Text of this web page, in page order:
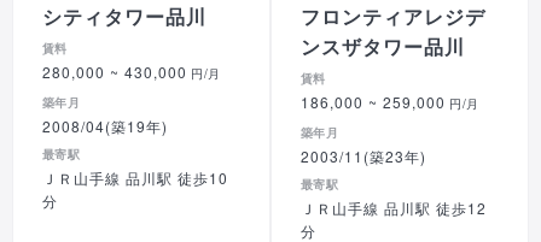
シティタワー品川
賃料
280,000 ~ 430,000 円/月
築年月
2008/04(築19年)
最寄駅
ＪＲ山手線 品川駅 徒歩10
分
フロンティアレジデ
ンスザタワー品川
賃料
186,000 ~ 259,000 円/月
築年月
2003/11(築23年)
最寄駅
ＪＲ山手線 品川駅 徒歩12
分